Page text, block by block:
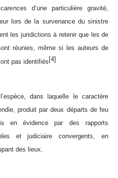
d’une particulière gravité,
lors de la survenance du sinistre
les juridictions à retenir que les de
réunies, même si les auteurs de
pas identifiés [4]
dans laquelle le caractère
produit par deux départs de feu
en évidence par des rapports
et judiciaire convergents, en
des lieux.